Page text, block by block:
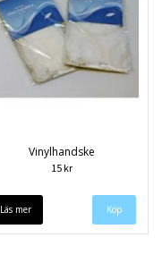
Vinylhandske
15 kr
Läs mer